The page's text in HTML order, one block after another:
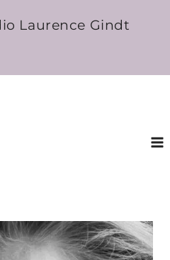
Laurence Gindt